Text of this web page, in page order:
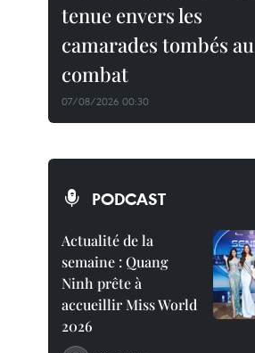
tenue envers les
camarades tombés au
combat
07/08/2026 00:30
PODCAST
Actualité de la
semaine : Quang
Ninh prête à
accueillir Miss World
2026